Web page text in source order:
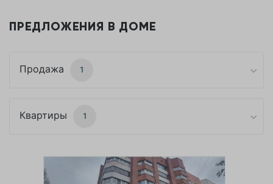
ПРЕДЛОЖЕНИЯ В ДОМЕ
Продажа 1
Квартиры 1